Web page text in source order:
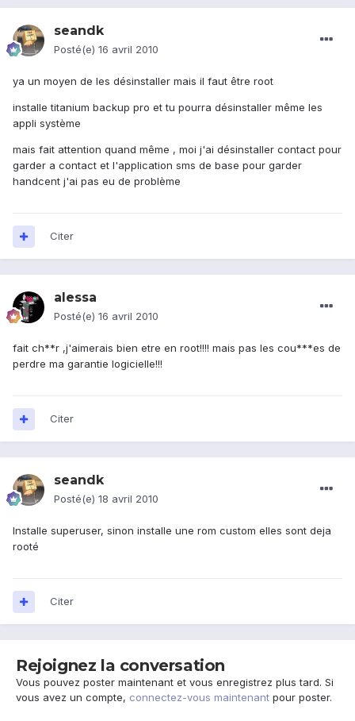
seandk
Posté(e) 16 avril 2010
ya un moyen de les désinstaller mais il faut être root
installe titanium backup pro et tu pourra désinstaller même les
appli système
mais fait attention quand même , moi j'ai désinstaller contact pour
garder a contact et l'application sms de base pour garder
handcent j'ai pas eu de problème
Citer
alessa
Posté(e) 16 avril 2010
fait ch**r ,j'aimerais bien etre en root!!!! mais pas les cou***es de
perdre ma garantie logicielle!!!
Citer
seandk
Posté(e) 18 avril 2010
Installe superuser, sinon installe une rom custom elles sont deja
rooté
Citer
Rejoignez la conversation
Vous pouvez poster maintenant et vous enregistrez plus tard. Si
vous avez un compte, connectez-vous maintenant pour poster.